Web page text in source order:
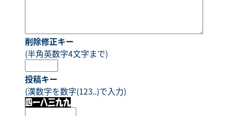
削除修正キー
(半角英数字4文字まで)
投稿キー
(漢数字を数字(123..)で入力)